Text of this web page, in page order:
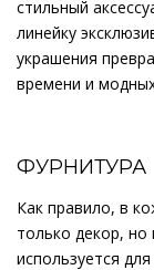
стильный
линейку
украшения
времени и
ФУРНИТУРА
Как правило, в
только декор,
используется